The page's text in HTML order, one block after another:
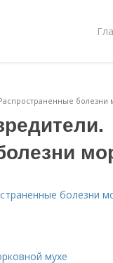
болезни
болезни
мухе